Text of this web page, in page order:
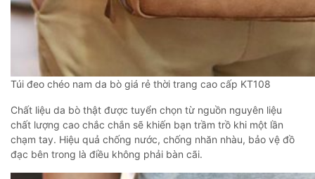
Túi đeo chéo nam da bò giá rẻ thời trang cao cấp KT108
Chất liệu da bò thật được tuyển chọn từ nguồn nguyên liệu
chất lượng cao chắc chắn sẽ khiến bạn trầm trồ khi một lần
chạm tay. Hiệu quả chống nước, chống nhăn nhàu, bảo vệ đồ
đạc bên trong là điều không phải bàn cãi.